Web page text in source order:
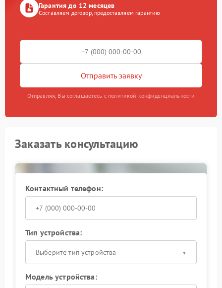
Гарантия до 12 месяцев
Составляем договор, предоставляем гарантию
Отправить заявку
Отправляя, Вы соглашаетесь с политикой конфиденциальности
Заказать консультацию
Контактный телефон:
Тип устройства:
Выберите тип устройства
Модель устройства: